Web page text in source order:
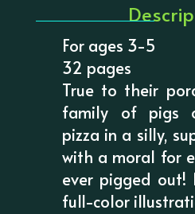
For ages 3-5
32 pages
True to their
family of pigs
pizza in a silly,
with a moral for
ever pigged out!
full-color